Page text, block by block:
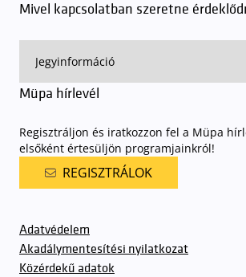
Mivel kapcsolatban szeretne
Müpa hírlevél
Regisztráljon és iratkozzon fel a Müpa
elsőként értesüljön programjainkról!
REGISZTRÁLOK
Adatvédelem
Akadálymentesítési nyilatkozat
Közérdekű adatok